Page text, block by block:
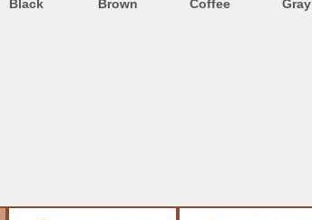
Black
Brown
Coffee
Gray